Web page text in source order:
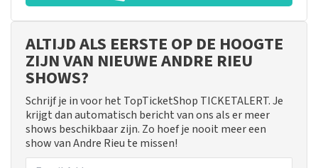
ALTIJD ALS EERSTE OP DE HOOGTE
ZIJN VAN NIEUWE ANDRE RIEU
SHOWS?
Schrijf je in voor het TopTicketShop TICKETALERT. Je
krijgt dan automatisch bericht van ons als er meer
shows beschikbaar zijn. Zo hoef je nooit meer een
show van Andre Rieu te missen!